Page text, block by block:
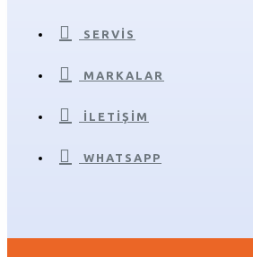
SERVIS
MARKALAR
İLETIŞIM
WHATSAPP